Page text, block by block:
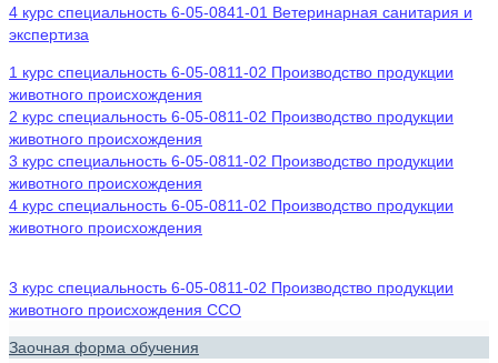
4 курс специальность 6-05-0841-01 Ветеринарная санитария и
экспертиза
1 курс специальность 6-05-0811-02 Производство продукции
животного происхождения
2 курс специальность 6-05-0811-02 Производство продукции
животного происхождения
3 курс специальность 6-05-0811-02 Производство продукции
животного происхождения
4 курс специальность 6-05-0811-02 Производство продукции
животного происхождения
3 курс специальность 6-05-0811-02 Производство продукции
животного происхождения ССО
Заочная форма обучения